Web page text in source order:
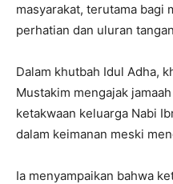
masyarakat, terutama bagi
perhatian dan uluran
Dalam khutbah Idul Adha,
Mustakim mengajak
ketakwaan keluarga Nabi
dalam keimanan meski
Ia menyampaikan bahwa